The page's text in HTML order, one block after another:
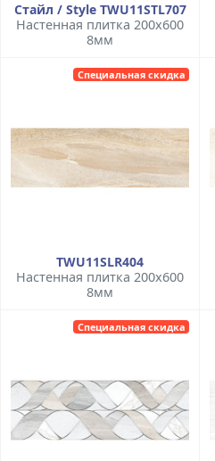
Стайл / Style TWU11STL707
Настенная плитка 200x600
8мм
Специальная скидка
TWU11SLR404
Настенная плитка 200x600
8мм
Специальная скидка